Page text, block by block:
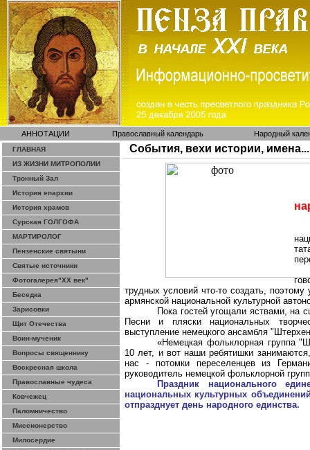
АННОТАЦИИ Православный календарь Народный
ГЛАВНАЯ
ИЗ ЖИЗНИ МИТРОПОЛИИ
Тронный Зал
История епархии
История храмов
Сурская ГОЛГОФА
МАРТИРОЛОГ
Пензенские святыни
Святые источники
Фотогалерея"ХХ век"
Беседка
Зарисовки
Щит Отечества
Воин-мученик
Вопросы священнику
Воскресная школа
Православные чудеса
Ковчежец
Паломничество
Миссионерство
Милосердие
События, вехи истории, имена...
трудных условий что-то создать,
армянской национальной культурной
Пока гостей угощали яствами, на
Песни и пляски национальных
выступление немецкого ансамбля
«Немецкая фольклорная группа
10 лет, и вот наши ребятишки
нас - потомки переселенцев из
руководитель немецкой фольклорной
Праздник национального
национальных культурных
отпразднует день народного единства.